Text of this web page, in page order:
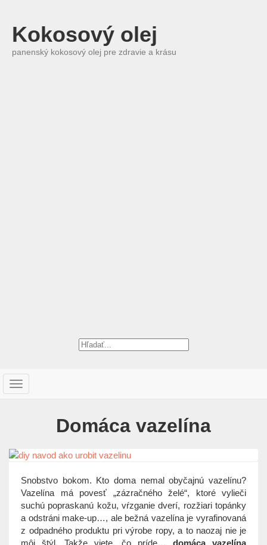
Kokosový olej
panenský kokosový olej pre zdravie a krásu
T
e
n
Domáca vazelína
Snobstvo bokom. Kto doma nemal obyčajnú vazelínu?
Vazelína má povesť „zázračného želé“, ktoré vylieči
suchú popraskanú kožu, vŕzganie dverí, rozžiari topánky
a odstráni make-up…, ale bežná vazelína je vyrafinovaná
z odpadného produktu pri výrobe ropy, a to naozaj nie je
môj štýl. Takže viete, čo príde… domáca vazelína